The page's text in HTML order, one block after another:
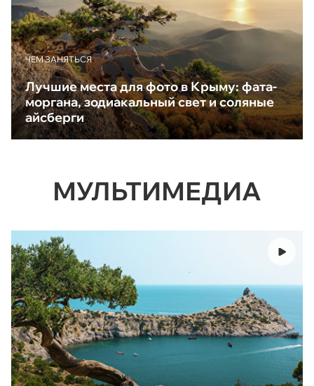
ЧЕМ ЗАНЯТЬСЯ
Лучшие места для фото в Крыму: фата-
моргана, зодиакальный свет и соляные
айсберги
МУЛЬТИМЕДИА